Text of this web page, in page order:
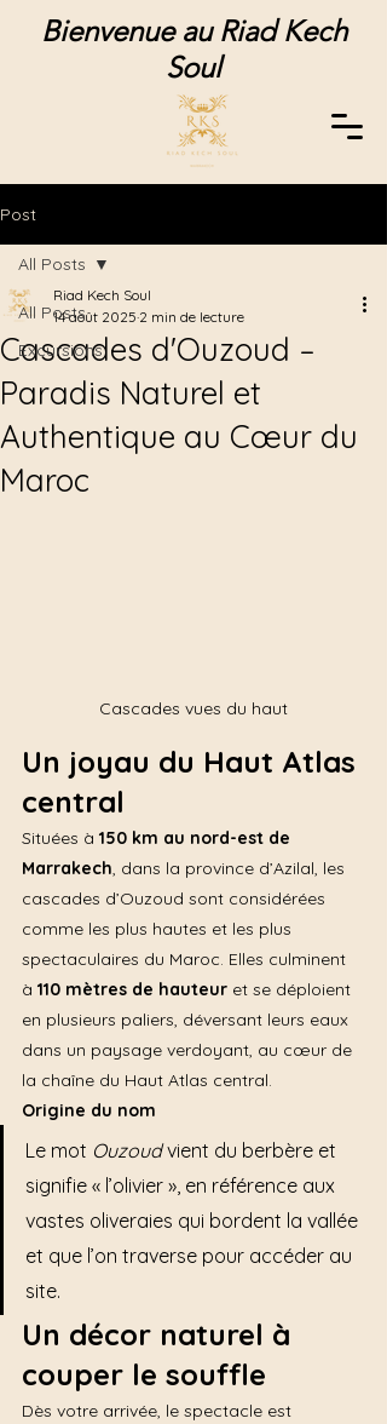
Bienvenue au Riad Kech
Soul
Post
All Posts
Excursions
All Posts
Cascades d'Ouzoud –
Paradis Naturel et
Authentique au Cœur du
Maroc
Riad Kech Soul
14 août 2025 2 min de lecture
Cascades vues du haut
Un joyau du Haut Atlas
central
Situées à 150 km au nord-est de
Marrakech, dans la province d’Azilal, les
cascades d’Ouzoud sont considérées
comme les plus hautes et les plus
spectaculaires du Maroc. Elles culminent
à 110 mètres de hauteur et se déploient
en plusieurs paliers, déversant leurs eaux
dans un paysage verdoyant, au cœur de
la chaîne du Haut Atlas central.
Origine du nom
Le mot Ouzoud vient du berbère et
signifie « l’olivier », en référence aux
vastes oliveraies qui bordent la vallée
et que l’on traverse pour accéder au
site.
Un décor naturel à
couper le souffle
Dès votre arrivée, le spectacle est